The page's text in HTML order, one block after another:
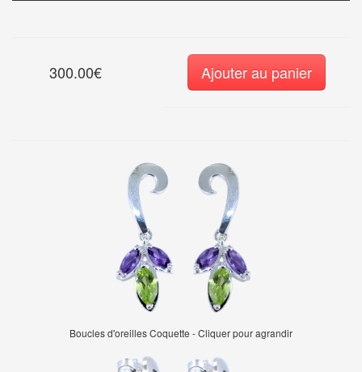
300.00€ Ajouter au panier
Boucles d'oreilles Coquette - Cliquer pour agrandir